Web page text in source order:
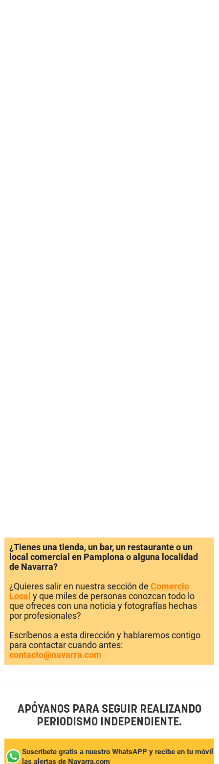
¿Tienes una tienda, un bar, un restaurante o un
local comercial en Pamplona o alguna localidad
de Navarra?
¿Quieres salir en nuestra sección de Comercio
Local y que miles de personas conozcan todo lo
que ofreces con una noticia y fotografías hechas
por profesionales?
Escríbenos a esta dirección y hablaremos contigo
para contactar cuando antes:
contacto@navarra.com
APÓYANOS PARA SEGUIR REALIZANDO
PERIODISMO INDEPENDIENTE.
Suscríbete gratis a nuestro WhatsAPP y recibe en tu móvil
las alertas de Navarra.com